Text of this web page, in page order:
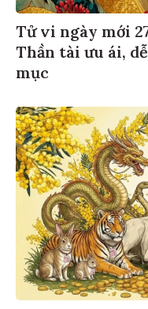
Tử vi ngày mới
Thần tài ưu ái,
mục